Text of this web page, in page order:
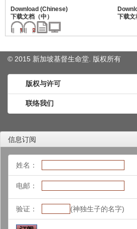
© 2015 新加坡基督生命堂. 版权所有
版权与许可
联络我们
信息订阅
姓名：
电邮：
验证： (神独生子的名字)